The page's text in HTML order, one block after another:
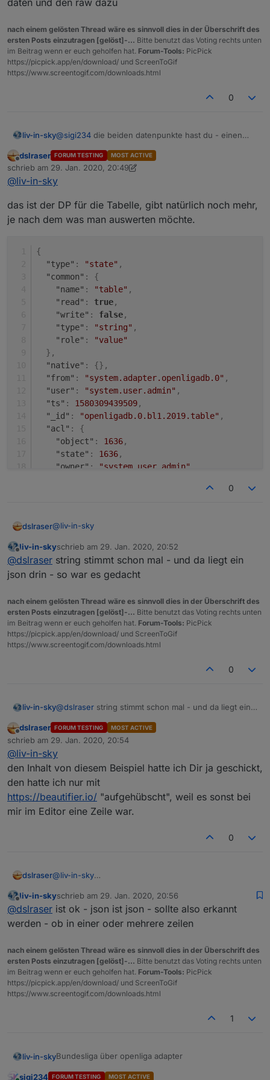
Spielstande
tabelle der spielstände der letzten begegnungen
sonderheit beim spielstände script:
nächsten anstehenden (erstes bild)
nextComingGamesist 0 , werden die letzten 9
abgeschlossenen spiele gezeigt - sonst nix
(zweites bild)
-------------------------------------------------------
es gibt auch eine andere lösung
einbinden der bundesliga-widget.de ):siehe:
https://forum.iobroker.net/post/457248
nach einem gelösten Thread wäre es sinnvoll dies in der Überschrift des
ersten Posts einzutragen [gelöst]-... Bitte benutzt das Voting rechts unten
im Beitrag wenn er euch geholfen hat. Forum-Tools: PicPick
https://picpick.app/en/download/ und ScreenToGif
https://www.screentogif.com/downloads.html
0
liv-in-sky@sigi234 die beiden datenpunkte hast du - einen
eintragen - der andere kommt von dem neuen
adapter - ich habe den nicht installiert - daher weiß
ich nicht wie der heißt
ansonsten zeig mir den inhalt des datenpunktes mit
den daten und den raw dazu
Offline
dslraser FORUM TESTING MOST ACTIVE
schrieb am 29. Jan. 2020, 20:49
zuletzt editiert von dslraser
@liv-in-sky
das ist der DP für die Tabelle, gibt natürlich noch mehr,
je nach dem was man auswerten möchte.
{
"type" : "state" ,
"common" :
{
"name" : "table" ,
"read" : true,
"write" : false,
"type" : "string" ,
"role" :
"value"
} ,
"native" : {} ,
"from" : "system.adapter.openligadb.0" ,
"user" : "system.user.admin" ,
"ts" : 1580309439509,
"_id" : "openligadb.0.bl1.2019.table" ,
"acl" :
{
"object" : 1636,
"state" : 1636,
"owner" : "system.user.admin"
0
dslraser@liv-in-sky
das ist der DP für die Tabelle, gibt natürlich noch
mehr, je nach dem was man auswerten möchte.
{
    "name": "table",
    "read": true,
    "write": false,
    "type": "string",
  "ts": 1580309439509,
  "_id": "openligadb.0.bl1.2019.table",
  "acl": {
    "object": 1636,
    "state": 1636,
    "owner": "system.user.admin",
"ownerGroup":
Offline
liv-in-skyschrieb am 29. Jan. 2020, 20:52
zuletzt editiert von
@dslraser string stimmt schon mal - und da liegt ein
json drin - so war es gedacht
nach einem gelösten Thread wäre es sinnvoll dies in der Überschrift des
ersten Posts einzutragen [gelöst]-... Bitte benutzt das Voting rechts unten
im Beitrag wenn er euch geholfen hat. Forum-Tools: PicPick
https://picpick.app/en/download/ und ScreenToGif
https://www.screentogif.com/downloads.html
0
liv-in-sky@dslraser string stimmt schon mal - und da liegt ein
Offline
dslraser FORUM TESTING MOST ACTIVE
schrieb am 29. Jan. 2020, 20:54
zuletzt editiert von
@liv-in-sky
den Inhalt von diesem Beispiel hatte ich Dir ja geschickt,
den hatte ich nur mit
https://beautifier.io/ "aufgehübscht", weil es sonst bei
mir im Editor eine Zeile war.
0
dslraser@liv-in-sky
geschickt, den hatte ich nur mit
https://beautifier.io/"aufgehübscht", weil es sonst bei
mir im Editor eine Zeile war.
Offline
liv-in-skyschrieb am 29. Jan. 2020, 20:56
zuletzt editiert von
@dslraser ist ok - json ist json - sollte also erkannt
werden - ob in einer oder mehrere zeilen
nach einem gelösten Thread wäre es sinnvoll dies in der Überschrift des
ersten Posts einzutragen [gelöst]-... Bitte benutzt das Voting rechts unten
im Beitrag wenn er euch geholfen hat. Forum-Tools: PicPick
https://picpick.app/en/download/ und ScreenToGif
https://www.screentogif.com/downloads.html
1
liv-in-skyBundesliga über openliga adapter
sigi234 FORUM TESTING MOST ACTIVE